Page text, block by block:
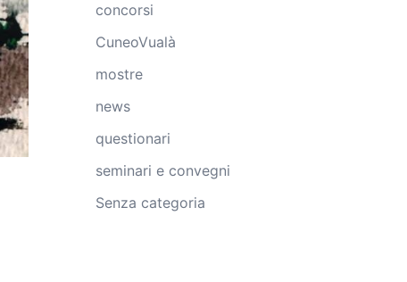
concorsi
CuneoVualà
mostre
news
questionari
seminari e convegni
Senza categoria